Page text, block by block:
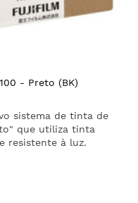
- Preto (BK)
sistema de tinta de
que utiliza tinta
resistente à luz.